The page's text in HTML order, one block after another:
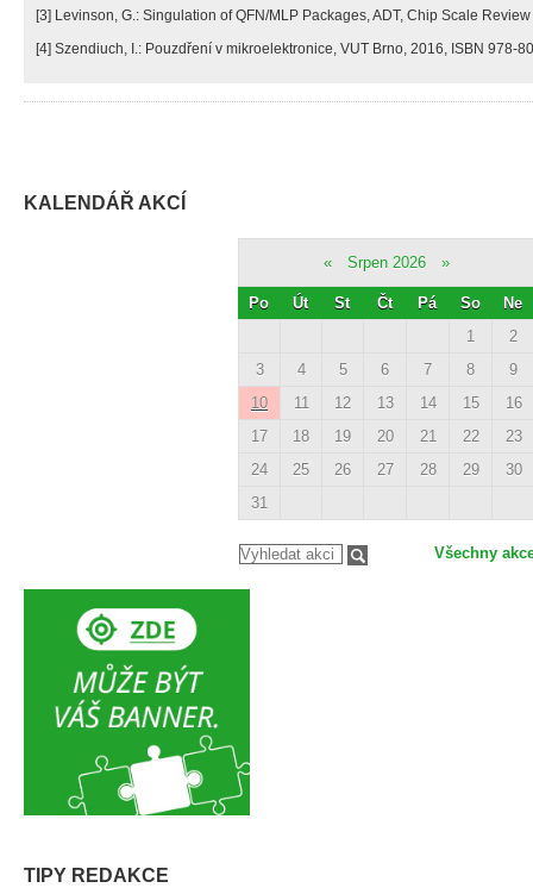
[3] Levinson, G.: Singulation of QFN/MLP Packages, ADT, Chip Scale
[4] Szendiuch, I.: Pouzdření v mikroelektronice, VUT Brno, 2016, ISBN 978-
KALENDÁŘ AKCÍ
« Srpen 2026 »
Po Út St Čt Pá So
Ne
1
2
3
4 5 6 7 8
9
10
11 12 13 14 15
16
17
18 19 20 21 22
23
24
25 26 27 28 29
30
31
Všechny
TIPY REDAKCE